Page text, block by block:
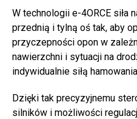
W technologii e-4ORCE siła
przednią i tylną oś tak, aby
przyczepności opon w
nawierzchni i sytuacji na
indywidualnie siłą
Dzięki tak precyzyjnemu
silników i możliwości